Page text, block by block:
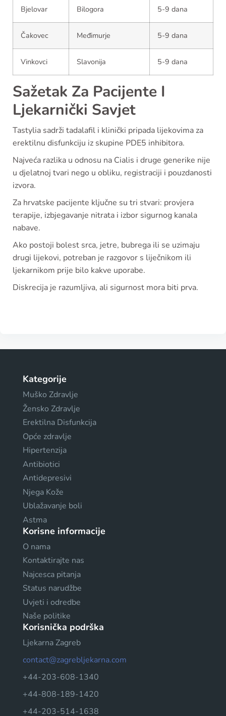
Bjelovar Bilogora 5-9 dana
Čakovec Međimurje 5-9 dana
Vinkovci Slavonija 5-9 dana
Sažetak Za Pacijente I
Ljekarnički Savjet
Tastylia sadrži tadalafil i klinički pripada lijekovima za
erektilnu disfunkciju iz skupine PDE5 inhibitora.
Najveća razlika u odnosu na Cialis i druge generike nije
u djelatnoj tvari nego u obliku, registraciji i pouzdanosti
izvora.
Za hrvatske pacijente ključne su tri stvari: provjera
terapije, izbjegavanje nitrata i izbor sigurnog kanala
nabave.
Ako postoji bolest srca, jetre, bubrega ili se uzimaju
drugi lijekovi, potreban je razgovor s liječnikom ili
ljekarnikom prije bilo kakve uporabe.
Diskrecija je razumljiva, ali sigurnost mora biti prva.
Kategorije
Muško Zdravlje
Žensko Zdravlje
Erektilna Disfunkcija
Opće zdravlje
Hipertenzija
Antibiotici
Antidepresivi
Njega Kože
Ublažavanje boli
Astma
Korisne informacije
O nama
Kontaktirajte nas
Najcesca pitanja
Status narudžbe
Uvjeti i odredbe
Naše politike
Korisnička podrška
Ljekarna Zagreb
contact@zagrebljekarna.com
+44-203-608-1340
+44-808-189-1420
+44-203-514-1638